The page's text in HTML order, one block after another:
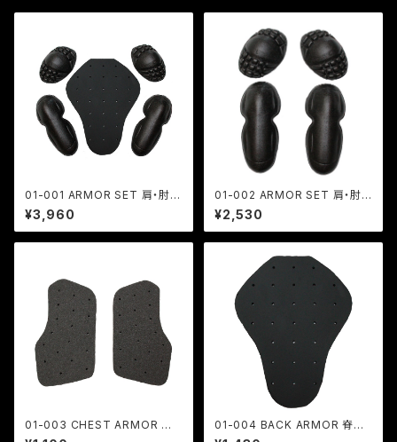
01-001 ARMOR SET 肩・肘・
脊椎用
¥3,960
01-002 ARMOR SET 肩・肘
用
¥2,530
01-003 CHEST ARMOR 胸
部用
01-004 BACK ARMOR 脊椎
用